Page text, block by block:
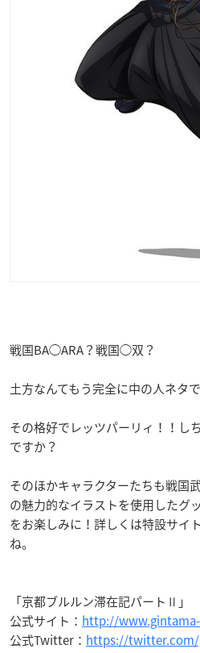
戦国BA◯ARA？戦国◯双？
土方なんてもう完全に中の人ネタ
その格好でレッツパーリィ！！し
ですか？
そのほかキャラクターたちも戦国
の魅力的なイラストを使用したグ
をお楽しみに！詳しくは特設サイ
ね。
「京都ブルルン滞在記パートⅡ」
公式サイト： http://
公式Twitter： https://